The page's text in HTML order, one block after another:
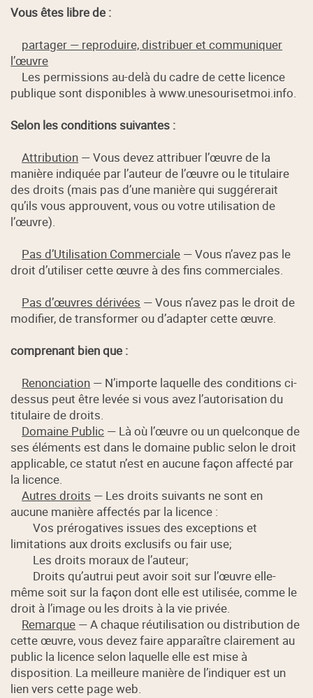
Vous êtes libre de :
partager — reproduire, distribuer et communiquer
l’œuvre
Les permissions au-delà du cadre de cette licence
publique sont disponibles à www.unesourisetmoi.info.
Selon les conditions suivantes :
Attribution — Vous devez attribuer l’œuvre de la
manière indiquée par l’auteur de l’œuvre ou le titulaire
des droits (mais pas d’une manière qui suggérerait
qu’ils vous approuvent, vous ou votre utilisation de
l’œuvre).
Pas d’Utilisation Commerciale — Vous n’avez pas le
droit d’utiliser cette œuvre à des fins commerciales.
Pas d’œuvres dérivées — Vous n’avez pas le droit de
modifier, de transformer ou d’adapter cette œuvre.
comprenant bien que :
Renonciation — N’importe laquelle des conditions ci-
dessus peut être levée si vous avez l’autorisation du
titulaire de droits.
Domaine Public — Là où l’œuvre ou un quelconque de
ses éléments est dans le domaine public selon le droit
applicable, ce statut n’est en aucune façon affecté par
la licence.
Autres droits — Les droits suivants ne sont en
aucune manière affectés par la licence :
Vos prérogatives issues des exceptions et
limitations aux droits exclusifs ou fair use;
Les droits moraux de l’auteur;
Droits qu’autrui peut avoir soit sur l’œuvre elle-
même soit sur la façon dont elle est utilisée, comme le
droit à l’image ou les droits à la vie privée.
Remarque — A chaque réutilisation ou distribution de
cette œuvre, vous devez faire apparaître clairement au
public la licence selon laquelle elle est mise à
disposition. La meilleure manière de l’indiquer est un
lien vers cette page web.